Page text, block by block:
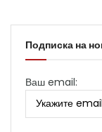
Подписка на
Ваш email: